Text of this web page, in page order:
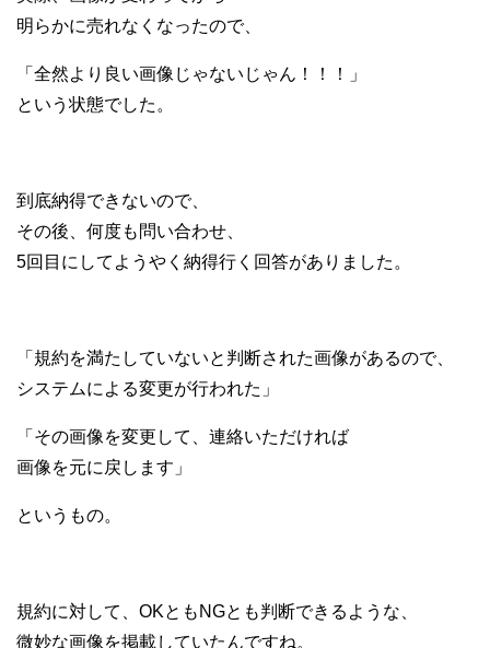
明らかに売れなくなったので、
「全然より良い画像じゃないじゃん！！！」
という状態でした。
到底納得できないので、
その後、何度も問い合わせ、
5回目にしてようやく納得行く回答がありました。
「規約を満たしていないと判断された画像があるので、
システムによる変更が行われた」
「その画像を変更して、連絡いただければ
画像を元に戻します」
というもの。
規約に対して、OKともNGとも判断できるような、
微妙な画像を掲載していたんですね。